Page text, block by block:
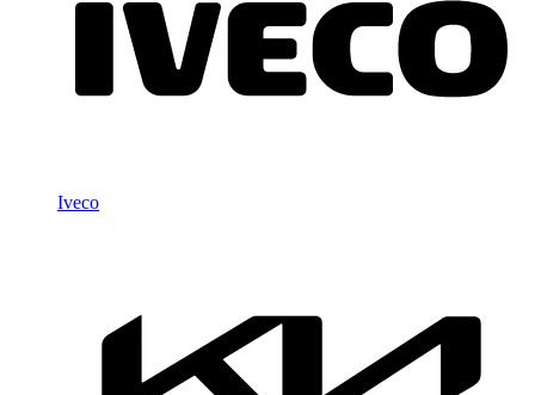
Iveco